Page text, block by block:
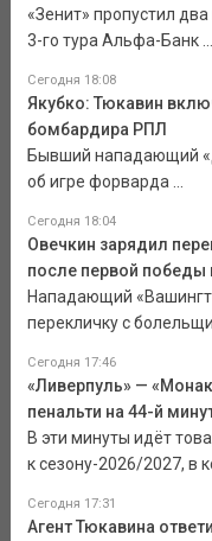
«Зенит» пропустил
3-го тура Альфа-Банк ...
Сегодня 18:08
Якубко: Тюкавин
бомбардира РПЛ
Бывший нападающий
об игре форварда ...
Сегодня 18:04
Овечкин зарядил
после первой победы
Нападающий
перекличку с
Сегодня 17:46
«Ливерпуль» —
пенальти на 44-й
В эти минуты идёт
к сезону-2026/2027, в
Сегодня 17:31
Агент Тюкавина